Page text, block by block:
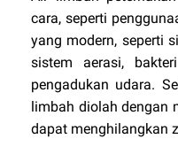
cara, seperti
yang modern, seperti
sistem aerasi,
pengadukan udara.
limbah diolah dengan
dapat menghilangkan